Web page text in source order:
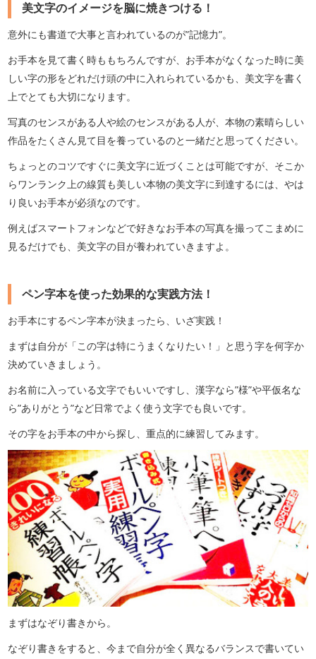
美文字のイメージを脳に焼きつける！
意外にも書道で大事と言われているのが”記憶力”。
お手本を見て書く時ももちろんですが、お手本がなくなった時に美
しい字の形をどれだけ頭の中に入れられているかも、美文字を書く
上でとても大切になります。
写真のセンスがある人や絵のセンスがある人が、本物の素晴らしい
作品をたくさん見て目を養っているのと一緒だと思ってください。
ちょっとのコツですぐに美文字に近づくことは可能ですが、そこか
らワンランク上の線質も美しい本物の美文字に到達するには、やは
り良いお手本が必須なのです。
例えばスマートフォンなどで好きなお手本の写真を撮ってこまめに
見るだけでも、美文字の目が養われていきますよ。
ペン字本を使った効果的な実践方法！
お手本にするペン字本が決まったら、いざ実践！
まずは自分が「この字は特にうまくなりたい！」と思う字を何字か
決めていきましょう。
お名前に入っている文字でもいいですし、漢字なら”様”や平仮名な
ら”ありがとう”など日常でよく使う文字でも良いです。
その字をお手本の中から探し、重点的に練習してみます。
まずはなぞり書きから。
なぞり書きをすると、今まで自分が全く異なるバランスで書いてい